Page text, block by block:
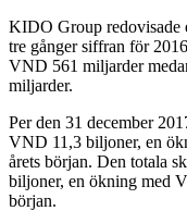
KIDO Group redovisade
tre gånger siffran för
VND 561 miljarder
miljarder.
Per den 31 december
VND 11,3 biljoner, en
årets början. Den totala
biljoner, en ökning med
början.